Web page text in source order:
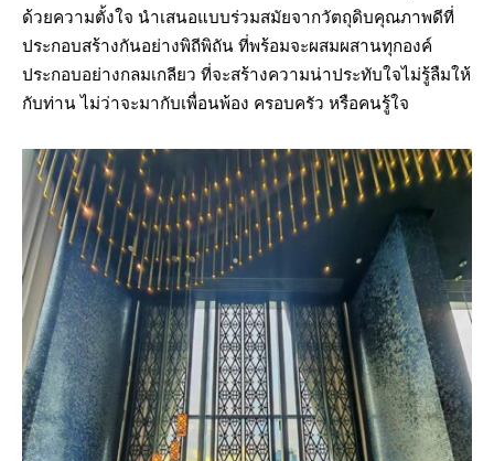
ด้วยความตั้งใจ นำเสนอแบบร่วมสมัยจากวัตถุดิบคุณภาพดีที่
ประกอบสร้างกันอย่างพิถีพิถัน ที่พร้อมจะผสมผสานทุกองค์
ประกอบอย่างกลมเกลียว ที่จะสร้างความน่าประทับใจไม่รู้ลืมให้
กับท่าน ไม่ว่าจะมากับเพื่อนพ้อง ครอบครัว หรือคนรู้ใจ